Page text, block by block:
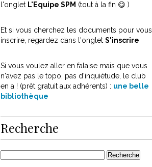
l'onglet L'Equipe SPM (tout à la fin 😋 )
Et si vous cherchez les documents pour vous
inscrire, regardez dans l'onglet S'inscrire
Si vous voulez aller en falaise mais que vous
n'avez pas le topo, pas d'inquiétude, le club
en a ! (prêt gratuit aux adhérents) : une belle
bibliothèque
Recherche